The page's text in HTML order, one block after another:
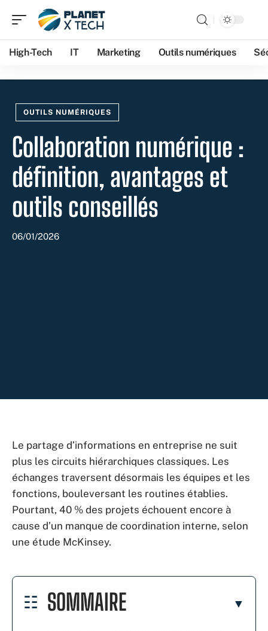
High-Tech IT Marketing Outils numériques
OUTILS NUMÉRIQUES
Collaboration numérique :
définition, avantages et
outils conseillés
06/01/2026
Le partage d’informations en entreprise ne suit
plus les circuits hiérarchiques classiques. Les
échanges traversent désormais les équipes et les
fonctions, bouleversant les routines établies.
Pourtant, 40 % des projets échouent encore à
cause d’un manque de coordination interne, selon
une étude McKinsey.
SOMMAIRE